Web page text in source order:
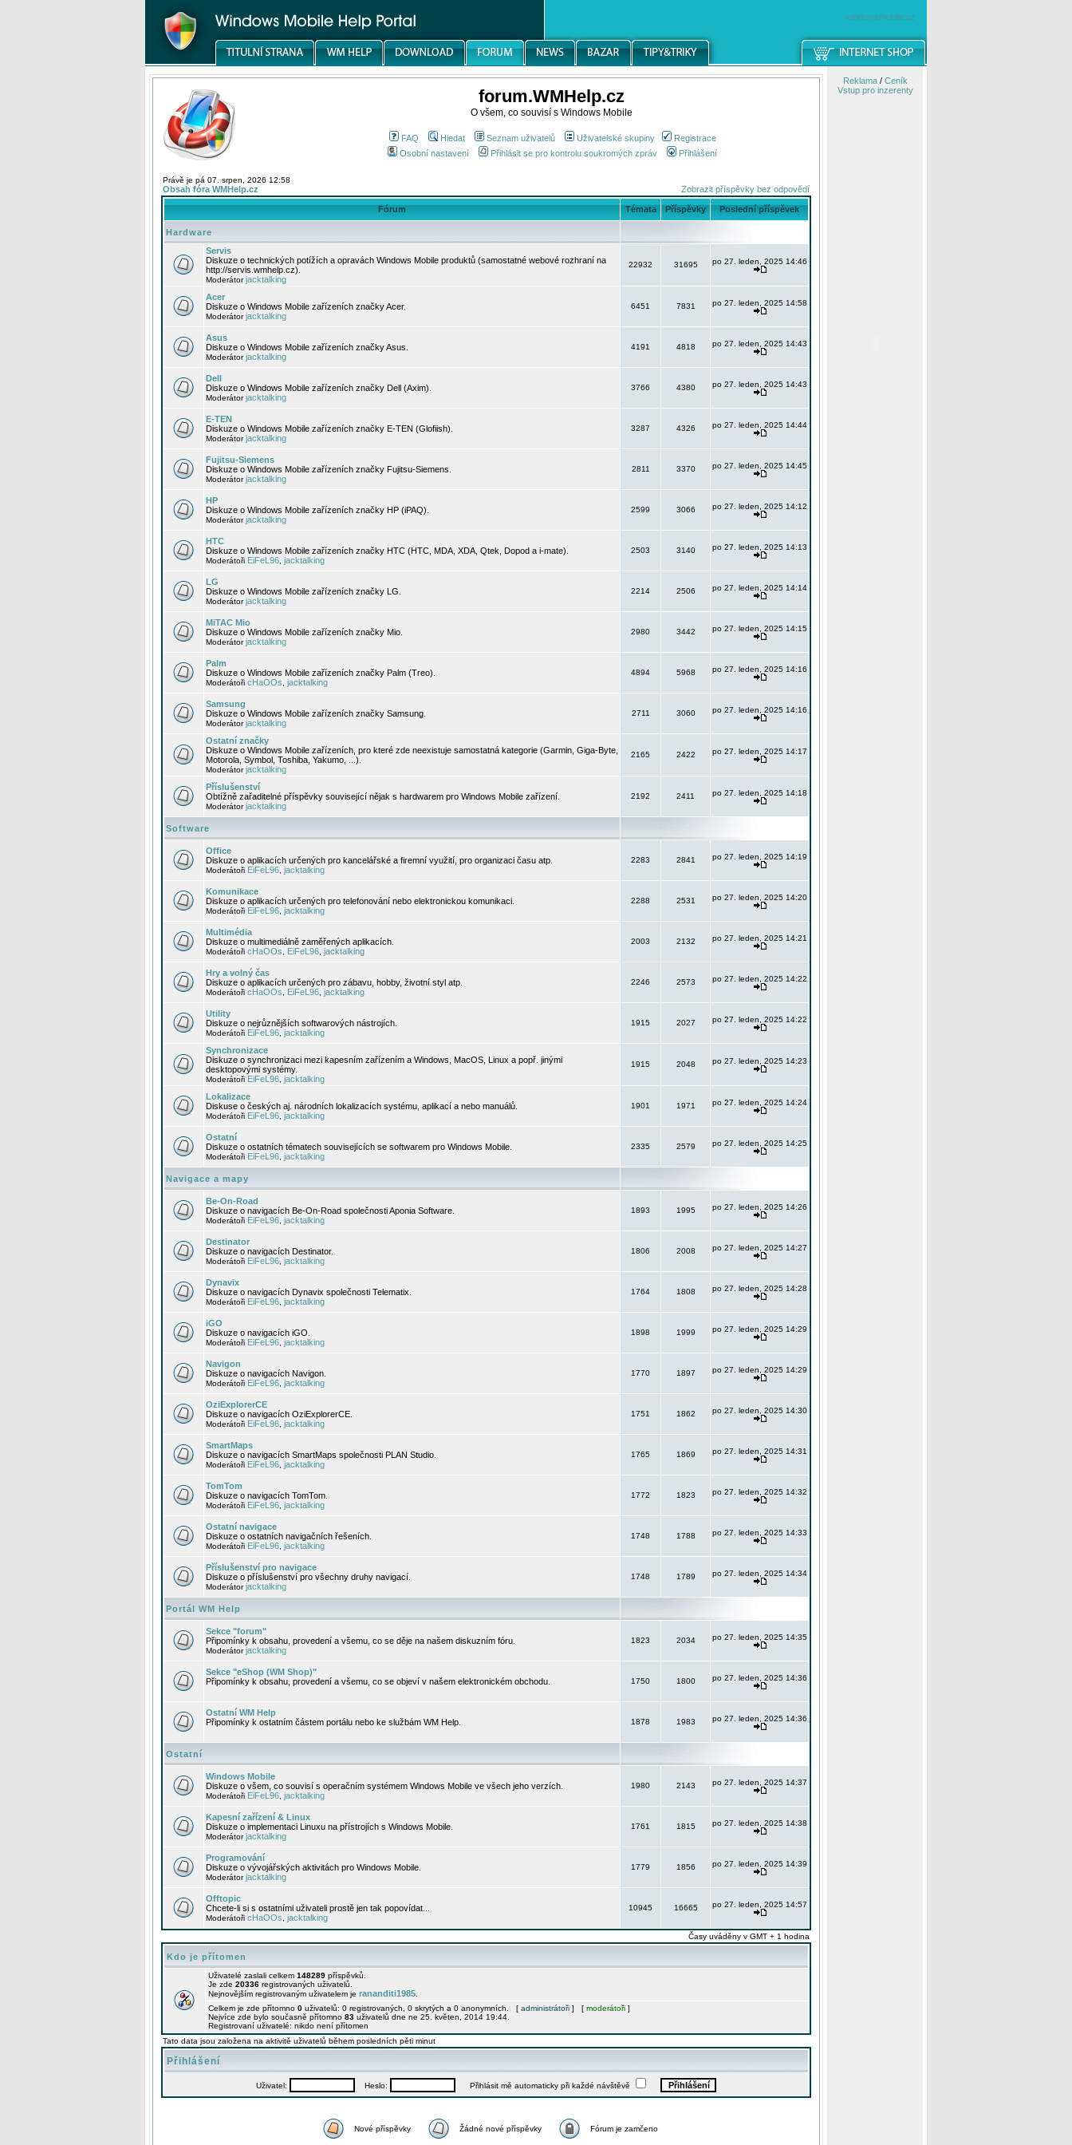
windowsmobile.cz
forum.WMHelp.cz
O všem, co souvisí s Windows Mobile
FAQ Hledat Seznam uživatelů Uživatelské skupiny
Registrace
Osobní nastavení
Přihlásit se pro kontrolu soukromých zpráv Přihlášení
Právě je pá 07. srpen, 2026 12:58
Obsah fóra WMHelp.cz Zobrazit příspěvky bez odpovědí
Fórum Témata Příspěvky Poslední příspěvek
Hardware
Servis
Diskuze o technických potížích a opravách Windows Mobile produktů (samostatné webové rozhraní na
http://servis.wmhelp.cz).
Moderátorjacktalking
22932 31695 po 27. leden, 2025 14:46
Acer
Diskuze o Windows Mobile zařízeních značky Acer.
Moderátorjacktalking
6451 7831 po 27. leden, 2025 14:58
Asus
Diskuze o Windows Mobile zařízeních značky Asus.
Moderátorjacktalking
4191 4818 po 27. leden, 2025 14:43
Dell
Diskuze o Windows Mobile zařízeních značky Dell (Axim).
Moderátorjacktalking
3766 4380 po 27. leden, 2025 14:43
E-TEN
Diskuze o Windows Mobile zařízeních značky E-TEN (Glofiish).
Moderátorjacktalking
3287 4326 po 27. leden, 2025 14:44
Fujitsu-Siemens
Diskuze o Windows Mobile zařízeních značky Fujitsu-Siemens.
Moderátorjacktalking
2811 3370 po 27. leden, 2025 14:45
HP
Diskuze o Windows Mobile zařízeních značky HP (iPAQ).
Moderátorjacktalking
2599 3066 po 27. leden, 2025 14:12
HTC
Diskuze o Windows Mobile zařízeních značky HTC (HTC, MDA, XDA, Qtek, Dopod a i-mate).
Moderátoři EiFeL96 jacktalking
2503 3140 po 27. leden, 2025 14:13
LG
Diskuze o Windows Mobile zařízeních značky LG.
Moderátorjacktalking
2214 2506 po 27. leden, 2025 14:14
MiTAC Mio
Diskuze o Windows Mobile zařízeních značky Mio.
Moderátorjacktalking
2980 3442 po 27. leden, 2025 14:15
Palm
Diskuze o Windows Mobile zařízeních značky Palm (Treo).
Moderátoři cHaOOs jacktalking
4894 5968 po 27. leden, 2025 14:16
Samsung
Diskuze o Windows Mobile zařízeních značky Samsung.
Moderátorjacktalking
2711 3060 po 27. leden, 2025 14:16
Ostatní značky
Diskuze o Windows Mobile zařízeních, pro které zde neexistuje samostatná kategorie (Garmin, Giga-Byte,
Motorola, Symbol, Toshiba, Yakumo, ...).
Moderátorjacktalking
2165 2422 po 27. leden, 2025 14:17
Příslušenství
Obtížně zařaditelné příspěvky související nějak s hardwarem pro Windows Mobile zařízení.
Moderátorjacktalking
2192 2411 po 27. leden, 2025 14:18
Software
Office
Diskuze o aplikacích určených pro kancelářské a firemní využití, pro organizaci času atp.
Moderátoři EiFeL96 jacktalking
2283 2841 po 27. leden, 2025 14:19
Komunikace
Diskuze o aplikacích určených pro telefonování nebo elektronickou komunikaci.
Moderátoři EiFeL96 jacktalking
2288 2531 po 27. leden, 2025 14:20
Multimédia
Diskuze o multimediálně zaměřených aplikacích.
Moderátoři cHaOOs EiFeL96 jacktalking
2003 2132 po 27. leden, 2025 14:21
Hry a volný čas
Diskuze o aplikacích určených pro zábavu, hobby, životní styl atp.
Moderátoři cHaOOs EiFeL96 jacktalking
2246 2573 po 27. leden, 2025 14:22
Utility
Diskuze o nejrůznějších softwarových nástrojích.
Moderátoři EiFeL96 jacktalking
1915 2027 po 27. leden, 2025 14:22
Synchronizace
Diskuze o synchronizaci mezi kapesním zařízením a Windows, MacOS, Linux a popř. jinými
desktopovými systémy.
Moderátoři EiFeL96 jacktalking
1915 2048 po 27. leden, 2025 14:23
Lokalizace
Diskuse o českých aj. národních lokalizacích systému, aplikací a nebo manuálů.
Moderátoři EiFeL96 jacktalking
1901 1971 po 27. leden, 2025 14:24
Ostatní
Diskuze o ostatních tématech souvisejících se softwarem pro Windows Mobile.
Moderátoři EiFeL96 jacktalking
2335 2579 po 27. leden, 2025 14:25
Navigace a mapy
Be-On-Road
Diskuze o navigacích Be-On-Road společnosti Aponia Software.
Moderátoři EiFeL96 jacktalking
1893 1995 po 27. leden, 2025 14:26
Destinator
Diskuze o navigacích Destinator.
Moderátoři EiFeL96 jacktalking
1806 2008 po 27. leden, 2025 14:27
Dynavix
Diskuze o navigacích Dynavix společnosti Telematix.
Moderátoři EiFeL96 jacktalking
1764 1808 po 27. leden, 2025 14:28
iGO
Diskuze o navigacích iGO.
Moderátoři EiFeL96 jacktalking
1898 1999 po 27. leden, 2025 14:29
Navigon
Diskuze o navigacích Navigon.
Moderátoři EiFeL96 jacktalking
1770 1897 po 27. leden, 2025 14:29
OziExplorerCE
Diskuze o navigacích OziExplorerCE.
Moderátoři EiFeL96 jacktalking
1751 1862 po 27. leden, 2025 14:30
SmartMaps
Diskuze o navigacích SmartMaps společnosti PLAN Studio.
Moderátoři EiFeL96 jacktalking
1765 1869 po 27. leden, 2025 14:31
TomTom
Diskuze o navigacích TomTom.
Moderátoři EiFeL96 jacktalking
1772 1823 po 27. leden, 2025 14:32
Ostatní navigace
Diskuze o ostatních navigačních řešeních.
Moderátoři EiFeL96 jacktalking
1748 1788 po 27. leden, 2025 14:33
Příslušenství pro navigace
Diskuze o příslušenství pro všechny druhy navigací.
Moderátorjacktalking
1748 1789 po 27. leden, 2025 14:34
Portál WM Help
Sekce "forum"
Připomínky k obsahu, provedení a všemu, co se děje na našem diskuzním fóru.
Moderátorjacktalking
1823 2034 po 27. leden, 2025 14:35
Sekce "eShop (WM Shop)"
Připomínky k obsahu, provedení a všemu, co se objeví v našem elektronickém obchodu.
1750 1800 po 27. leden, 2025 14:36
Ostatní WM Help
Připomínky k ostatním částem portálu nebo ke službám WM Help.
1878 1983 po 27. leden, 2025 14:36
Ostatní
Windows Mobile
Diskuze o všem, co souvisí s operačním systémem Windows Mobile ve všech jeho verzích.
Moderátoři EiFeL96 jacktalking
1980 2143 po 27. leden, 2025 14:37
Kapesní zařízení & Linux
Diskuze o implementaci Linuxu na přístrojích s Windows Mobile.
Moderátorjacktalking
1761 1815 po 27. leden, 2025 14:38
Programování
Diskuze o vývojářských aktivitách pro Windows Mobile.
Moderátorjacktalking
1779 1856 po 27. leden, 2025 14:39
Offtopic
Chcete-li si s ostatními uživateli prostě jen tak popovídat...
Moderátoři cHaOOs jacktalking
10945 16665 po 27. leden, 2025 14:57
Časy uváděny v GMT + 1 hodina
Kdo je přítomen
Uživatelé zaslali celkem 148289 příspěvků.
Je zde 20336 registrovaných uživatelů.
Nejnovějším registrovaným uživatelem je rananditi1985
Celkem je zde přítomno 0 uživatelů: 0 registrovaných, 0 skrytých a 0 anonymních. [ administrátoři ] [ moderátoři ]
Nejvíce zde bylo současně přítomno 83 uživatelů dne ne 25. květen, 2014 19:44.
Registrovaní uživatelé: nikdo není přítomen
Tato data jsou založena na aktivitě uživatelů během posledních pěti minut
Přihlášení
Uživatel: Heslo: Přihlásit mě automaticky při každé návštěvě
Nové příspěvky Žádné nové příspěvky Fórum je zamčeno
Reklama/ Ceník
Vstup pro inzerenty